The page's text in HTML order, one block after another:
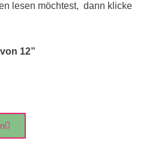
lesen möchtest, dann klicke
12”